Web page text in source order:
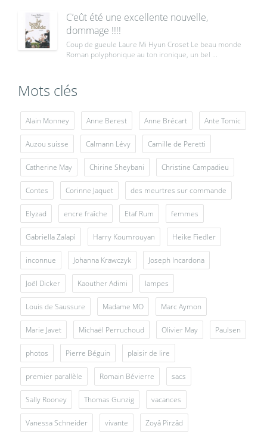
C’eût été une excellente nouvelle,
dommage !!!!
Coup de gueule Laure Mi Hyun Croset Le beau monde
Roman polyphonique au ton ironique, un bel ...
Mots clés
Alain Monney Anne Berest Anne Brécart Ante Tomic
Auzou suisse Calmann Lévy Camille de Peretti
Catherine May Chirine Sheybani Christine Campadieu
Contes Corinne Jaquet des meurtres sur commande
Elyzad encre fraîche Etaf Rum femmes
Gabriella Zalapì Harry Koumrouyan Heike Fiedler
inconnue Johanna Krawczyk Joseph Incardona
Joël Dicker Kaouther Adimi lampes
Louis de Saussure Madame MO Marc Aymon
Marie Javet Michaël Perruchoud Olivier May Paulsen
photos Pierre Béguin plaisir de lire
premier parallèle Romain Bévierre sacs
Sally Rooney Thomas Gunzig vacances
Vanessa Schneider vivante Zoyâ Pirzâd